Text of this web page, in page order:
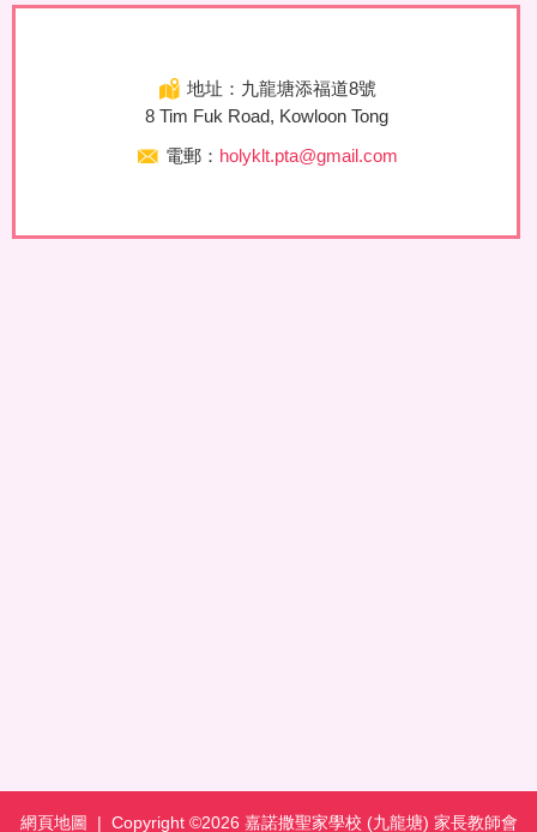
地址：九龍塘添福道8號
8 Tim Fuk Road, Kowloon Tong
電郵： holyklt.pta@gmail.com
網頁地圖 | Copyright ©2026 嘉諾撒聖家學校 (九龍塘) 家長教師會